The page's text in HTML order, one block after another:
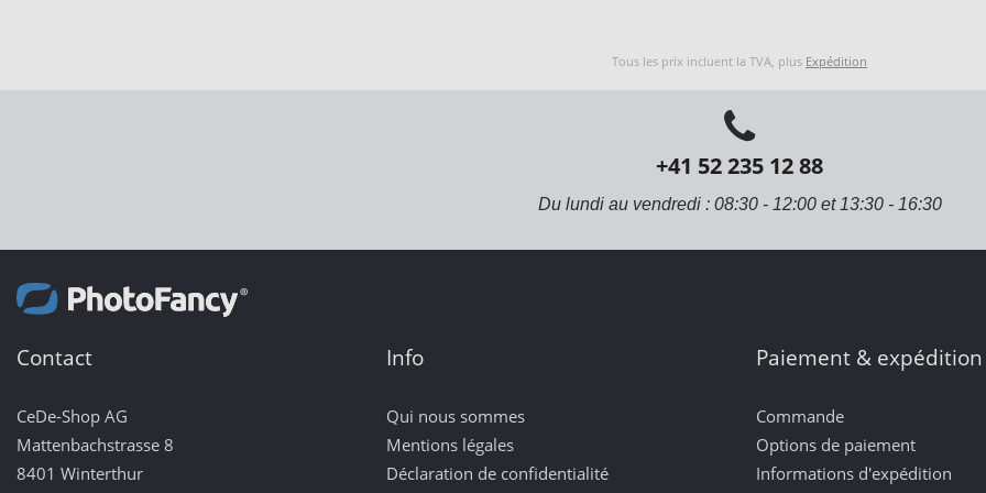
Tous les prix incluent la TVA, plus Expédition
+41 52 235 12 88
Du lundi au vendredi : 08:30 - 12:00 et 13:30 - 16:30
Contact
CeDe-Shop AG
Mattenbachstrasse 8
8401 Winterthur
Info
Qui nous sommes
Mentions légales
Déclaration de confidentialité
Paiement & expédition
Commande
Options de paiement
Informations d'expédition